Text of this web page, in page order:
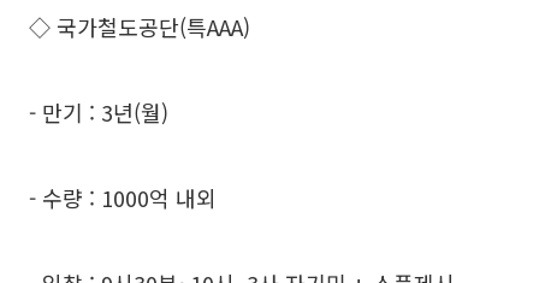
◇ 국가철도공단(특AAA)
- 만기 : 3년(월)
- 수량 : 1000억 내외